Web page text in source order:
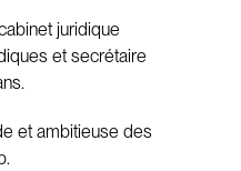
juridique
et secrétaire
et ambitieuse des